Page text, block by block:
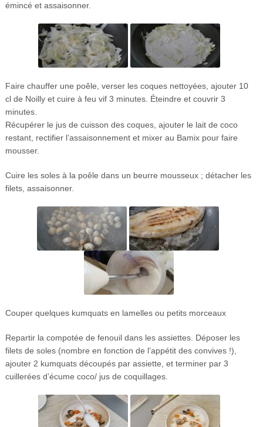
émincé et assaisonner.
Faire chauffer une poêle, verser les coques nettoyées, ajouter 10
cl de Noilly et cuire à feu vif 3 minutes. Éteindre et couvrir 3
minutes.
Récupérer le jus de cuisson des coques, ajouter le lait de coco
restant, rectifier l’assaisonnement et mixer au Bamix pour faire
mousser.
Cuire les soles à la poêle dans un beurre mousseux ; détacher les
filets, assaisonner.
Couper quelques kumquats en lamelles ou petits morceaux
Repartir la compotée de fenouil dans les assiettes. Déposer les
filets de soles (nombre en fonction de l’appétit des convives !),
ajouter 2 kumquats découpés par assiette, et terminer par 3
cuillerées d’écume coco/ jus de coquillages.